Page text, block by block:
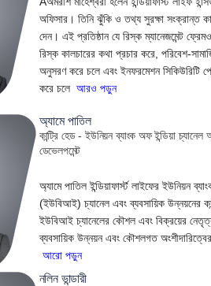
অফিসার। তিনি ঝুঁকি ও তথ্য সুরক্ষা সংক্রান্ত
দেন। এই প্রতিষ্ঠান যে রিস্ক ম্যানেজমেন্ট
রিস্ক কালচারের কথা প্রচার করে, পরিবেশ-
অনুসরণ করে চলে এবং ইনফরমেশন সিকিউরিটি
করে চলে আরও পড়ুন
অ্যামে পাতিল
কান্ট্রি হেড - ইউনিয়ন ব্যাংক অফ ইন্ডিয়া চ্যানেল
ডেভেলপমেন্ট
অ্যামে পাতিল ইন্ডিয়াফার্স্ট লাইফের ইউনিয়ন
(ইউবিআই) চ্যানেল এবং ব্যবসায়িক উন্নয়নের
ইউবিআই চ্যানেলের কৌশল এবং বিক্রয়ের
ব্যবসায়িক উন্নয়ন এবং কৌশলগত
আরো পড়ুন
নলিন ভান্ডারী